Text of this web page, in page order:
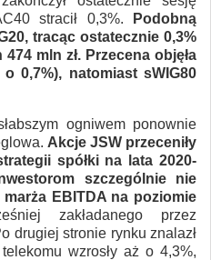
stracił 0,3%.
Podobną
tracąc ostatecznie 0,3%
mln zł. Przecena objęła
0,7%), natomiast sWIG80
ogniwem ponownie
Akcje JSW przeceniły
spółki na lata 2020-
szczególnie nie
EBITDA na poziomie
zakładanego przez
drugiej stronie rynku znalazł
wzrosły aż o 4,3%,